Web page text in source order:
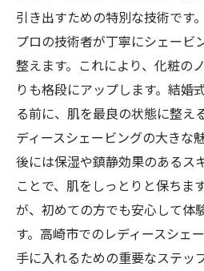
引き出すための特別な技術です
プロの技術者が丁寧にシェービ
整えます。これにより、化粧の
りも格段にアップします。結婚
る前に、肌を最良の状態に整え
ディースシェービングの大きな
後には保湿や鎮静効果のあるス
ことで、肌をしっとりと保ちま
が、初めての方でも安心して体
す。高崎市でのレディースシェ
手に入れるための重要なステッ